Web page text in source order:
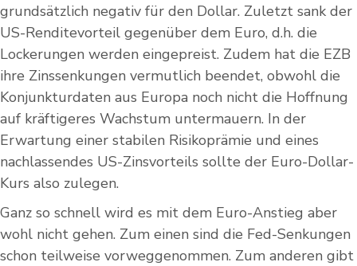
grundsätzlich negativ für den Dollar. Zuletzt sank der
US-Renditevorteil gegenüber dem Euro, d.h. die
Lockerungen werden eingepreist. Zudem hat die EZB
ihre Zinssenkungen vermutlich beendet, obwohl die
Konjunkturdaten aus Europa noch nicht die Hoffnung
auf kräftigeres Wachstum untermauern. In der
Erwartung einer stabilen Risikoprämie und eines
nachlassendes US-Zinsvorteils sollte der Euro-Dollar-
Kurs also zulegen.
Ganz so schnell wird es mit dem Euro-Anstieg aber
wohl nicht gehen. Zum einen sind die Fed-Senkungen
schon teilweise vorweggenommen. Zum anderen gibt